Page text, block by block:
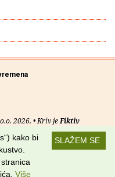
2026. • Kriv jeFiktiv
RSS kanaliSLAŽEM SE
kako bi
Više